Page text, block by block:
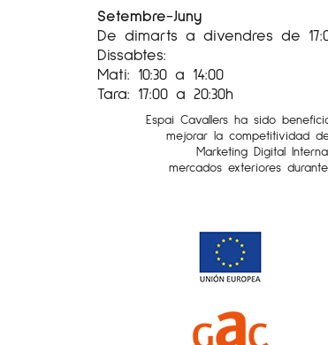
Setembre-Juny
De dimarts a divendres de
Dissabtes:
Mati: 10:30 a 14:00
Tara: 17:00 a 20:30h
Espai Cavallers ha sido
mejorar la competitividad
Marketing Digital
mercados exteriores